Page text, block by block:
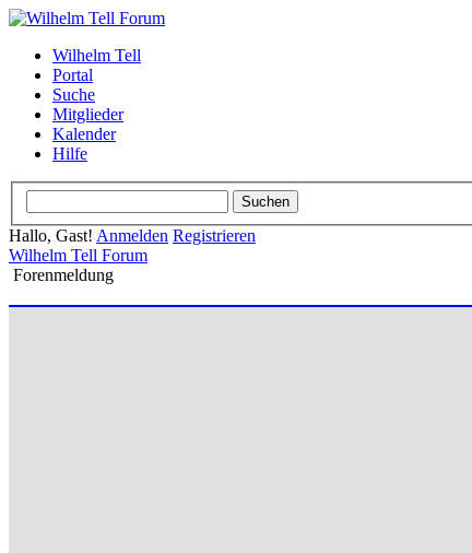
Wilhelm Tell
Portal
Suche
Mitglieder
Kalender
Hilfe
Hallo, Gast! Anmelden Registrieren
Wilhelm Tell Forum
Forenmeldung